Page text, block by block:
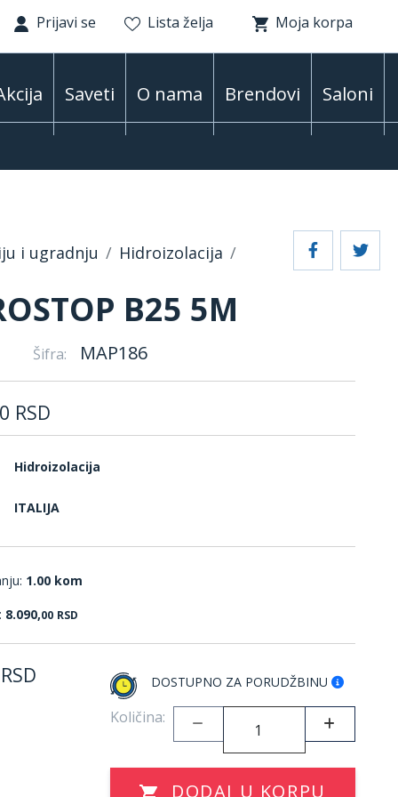
Prijavi se Lista želja Moja korpa
Saveti O nama Brendovi Saloni
i ugradnju Hidroizolacija
B25 5M
Šifra: MAP186
RSD
Hidroizolacija
ITALIJA
1.00 kom
8.090,00 RSD
RSD DOSTUPNO ZA PORUDŽBINU
Količina:
DODAJ U KORPU